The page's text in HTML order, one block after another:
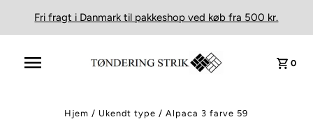
Fri fragt i Danmark til pakkeshop ved køb fra 500 kr.
0
Hjem / Ukendt type /Alpaca 3 farve 59